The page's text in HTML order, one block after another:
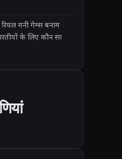
रियल मनी गेम्स बनाम
के लिए कौन सा